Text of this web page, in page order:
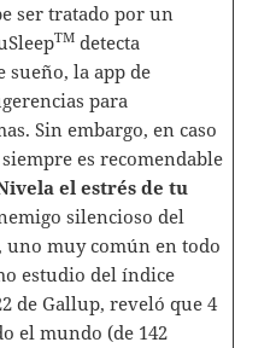
ser tratado por un
TMdetecta
sueño, la app de
para
Sin embargo, en caso
es recomendable
el estrés de tu
silencioso del
uno muy común en todo
estudio del índice
de Gallup, reveló que 4
el mundo (de 142